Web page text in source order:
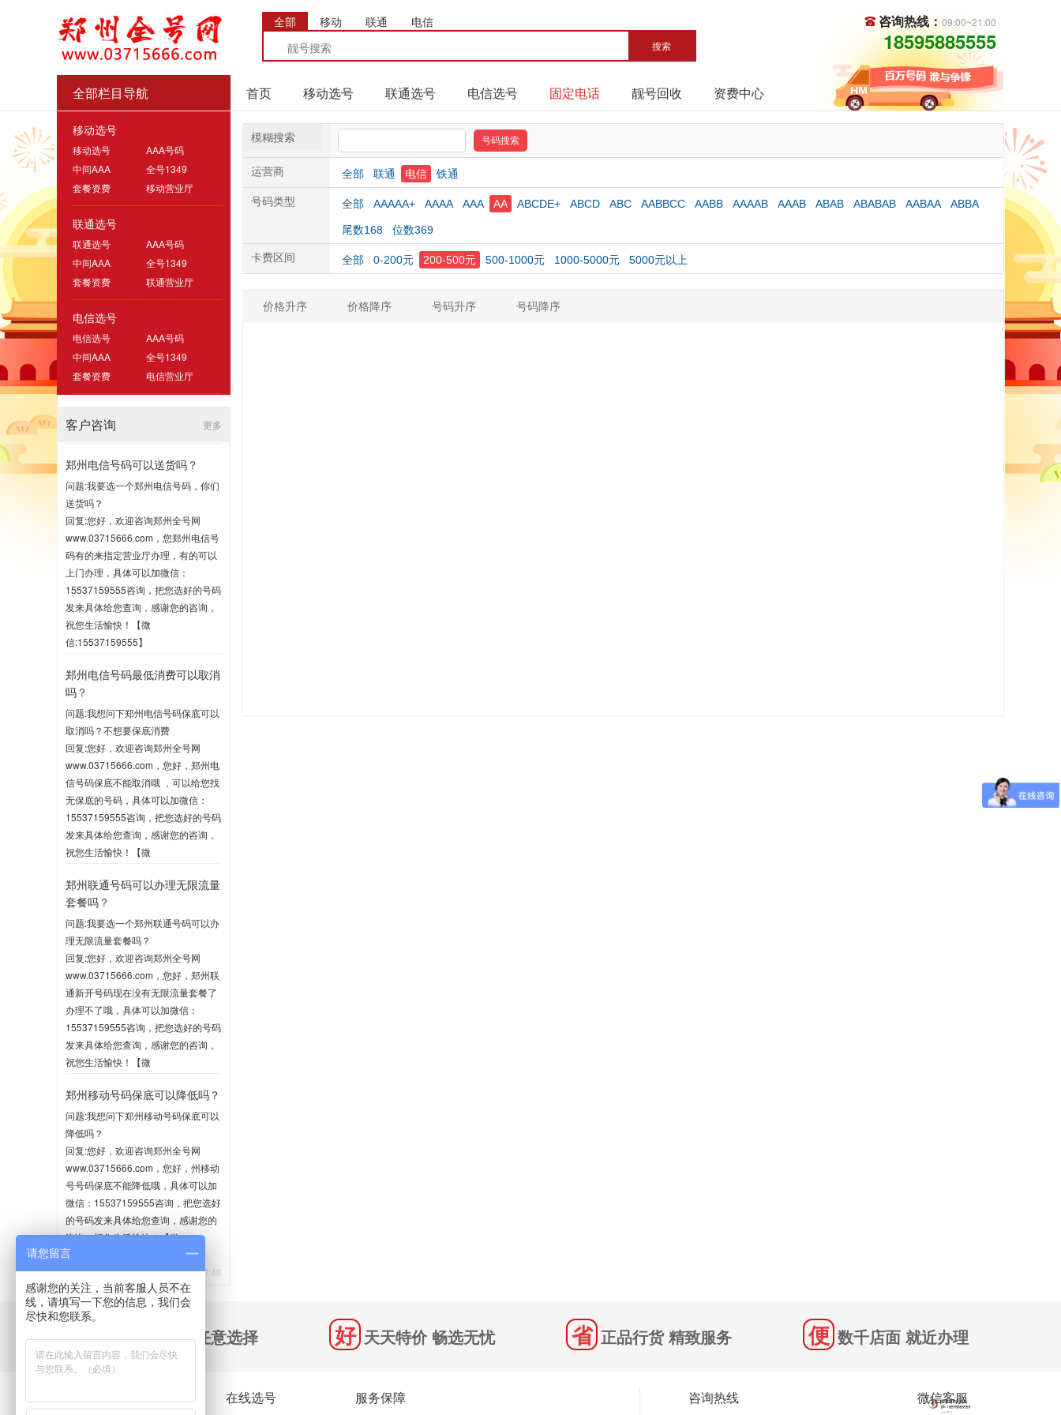
全部 移动 联通 电信 咨询热线： 09:00~21:00
18595885555
全部栏目导航 首页 移动选号 联通选号 电信选号 固定电话 靓号回收 资费中心
移动选号
移动选号
AAA号码
中间AAA
全号1349
套餐资费
移动营业厅
联通选号
联通选号
AAA号码
中间AAA
全号1349
套餐资费
联通营业厅
电信选号
电信选号
AAA号码
中间AAA
全号1349
套餐资费
电信营业厅
更多
客户咨询
郑州电信号码可以送货吗？
问题:我要选一个郑州电信号码，你们
送货吗？
回复:您好，欢迎咨询郑州全号网
www.03715666.com，您郑州电信号
码有的来指定营业厅办理，有的可以
上门办理，具体可以加微信：
15537159555咨询，把您选好的号码
发来具体给您查询，感谢您的咨询，
祝您生活愉快！【微
信:15537159555】
郑州电信号码最低消费可以取消
吗？
问题:我想问下郑州电信号码保底可以
取消吗？不想要保底消费
回复:您好，欢迎咨询郑州全号网
www.03715666.com，您好，郑州电
信号码保底不能取消哦 ，可以给您找
无保底的号码，具体可以加微信：
15537159555咨询，把您选好的号码
发来具体给您查询，感谢您的咨询，
祝您生活愉快！【微
2020-06-03 10:04
郑州联通号码可以办理无限流量
套餐吗？
问题:我要选一个郑州联通号码可以办
理无限流量套餐吗？
回复:您好，欢迎咨询郑州全号网
www.03715666.com，您好，郑州联
通新开号码现在没有无限流量套餐了
办理不了哦，具体可以加微信：
15537159555咨询，把您选好的号码
发来具体给您查询，感谢您的咨询，
祝您生活愉快！【微
2020-06-02 10:35
郑州移动号码保底可以降低吗？
问题:我想问下郑州移动号码保底可以
降低吗？
回复:您好，欢迎咨询郑州全号网
www.03715666.com，您好，州移动
号号码保底不能降低哦，具体可以加
微信：15537159555咨询，把您选好
的号码发来具体给您查询，感谢您的
咨询，祝您生活愉快！【微
信:15537159555】
2020-05-21 10:48
模糊搜索
运营商 全部 联通 电信 铁通
号码类型 全部 AAAAA+ AAAA AAA AA ABCDE+ ABCD ABC AABBCC AABB AAAAB AAAB ABAB ABABAB AABAA ABBA
尾数168 位数369
卡费区间 全部 0-200元 200-500元 500-1000元 1000-5000元 5000元以上
价格升序 价格降序 号码升序 号码降序
千万号码 任意选择 天天特价 畅选无忧 正品行货 精致服务 数千店面 就近办理
关于我们 在线选号 服务保障 微信客服
咨询热线
请您留言
感谢您的关注，当前客服人员不在
线，请填写一下您的信息，我们会
尽快和您联系。